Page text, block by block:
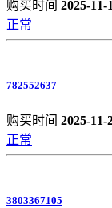
购买时间 2025-11-
正常
782552637
购买时间 2025-11-
正常
3803367105